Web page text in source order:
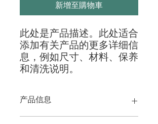
新增至購物車
此处是产品描述。此处适合
添加有关产品的更多详细信
息，例如尺寸、材料、保养
和清洗说明。
产品信息